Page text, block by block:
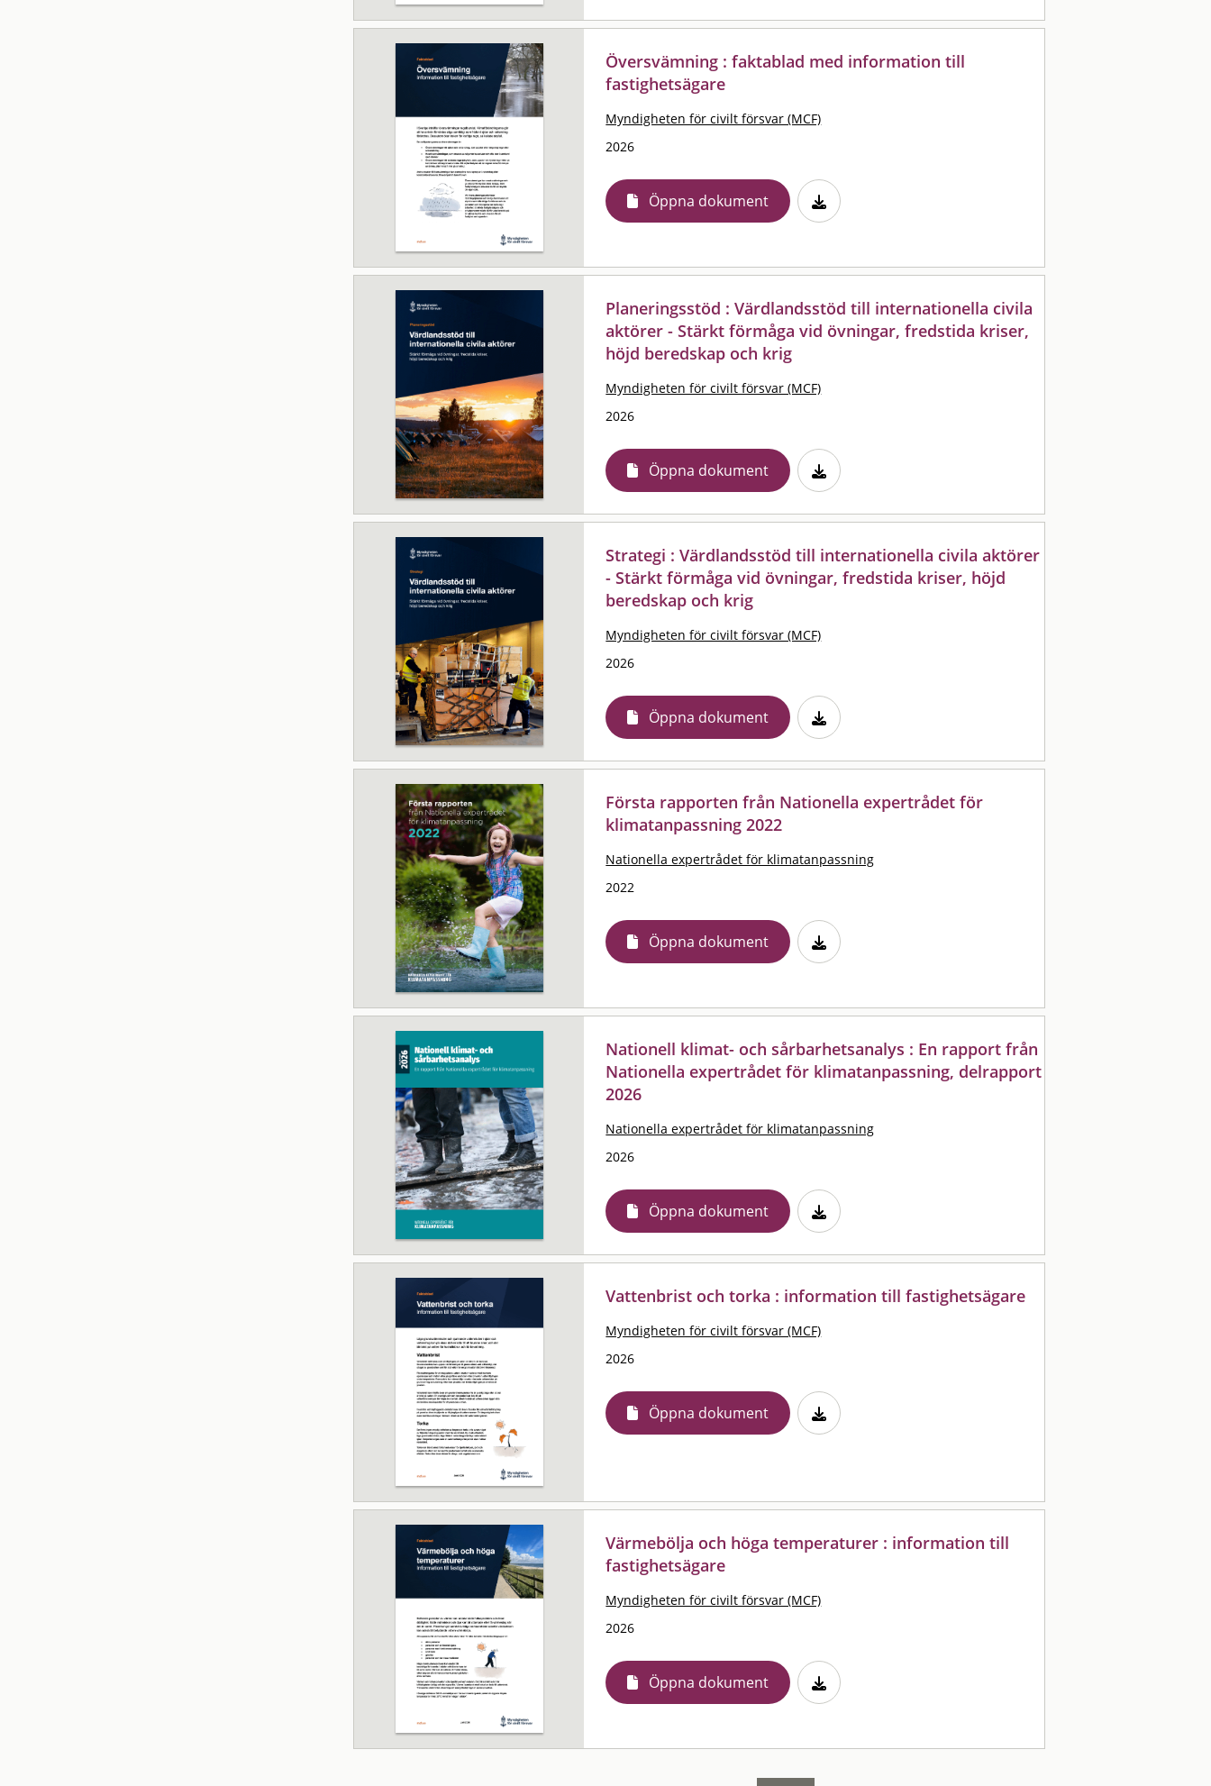
Översvämning : faktablad med information till
fastighetsägare
Myndigheten för civilt försvar (MCF)
2026
Öppna dokument
Planeringsstöd : Värdlandsstöd till internationella civila
aktörer - Stärkt förmåga vid övningar, fredstida kriser,
höjd beredskap och krig
Myndigheten för civilt försvar (MCF)
2026
Öppna dokument
Strategi : Värdlandsstöd till internationella civila aktörer
- Stärkt förmåga vid övningar, fredstida kriser, höjd
beredskap och krig
Myndigheten för civilt försvar (MCF)
2026
Öppna dokument
Första rapporten från Nationella expertrådet för
klimatanpassning 2022
Nationella expertrådet för klimatanpassning
2022
Öppna dokument
Nationell klimat- och sårbarhetsanalys : En rapport från
Nationella expertrådet för klimatanpassning, delrapport
2026
Nationella expertrådet för klimatanpassning
2026
Öppna dokument
Vattenbrist och torka : information till fastighetsägare
Myndigheten för civilt försvar (MCF)
2026
Öppna dokument
Värmebölja och höga temperaturer : information till
fastighetsägare
Myndigheten för civilt försvar (MCF)
2026
Öppna dokument